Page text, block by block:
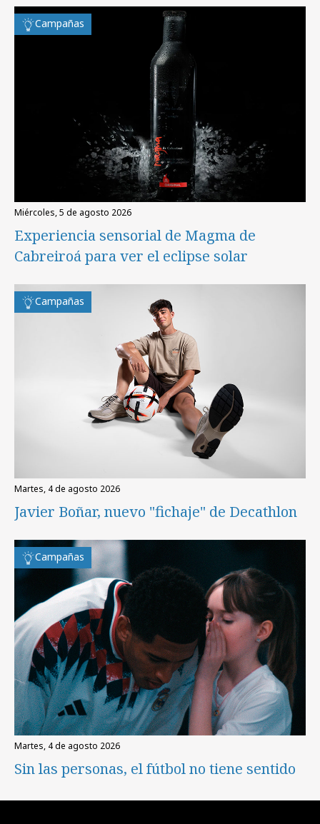
Campañas
miércoles, 5 de agosto 2026
Experiencia sensorial de Magma de
Cabreiroá para ver el eclipse solar
Campañas
martes, 4 de agosto 2026
Javier Boñar, nuevo "fichaje" de Decathlon
Campañas
martes, 4 de agosto 2026
Sin las personas, el fútbol no tiene sentido